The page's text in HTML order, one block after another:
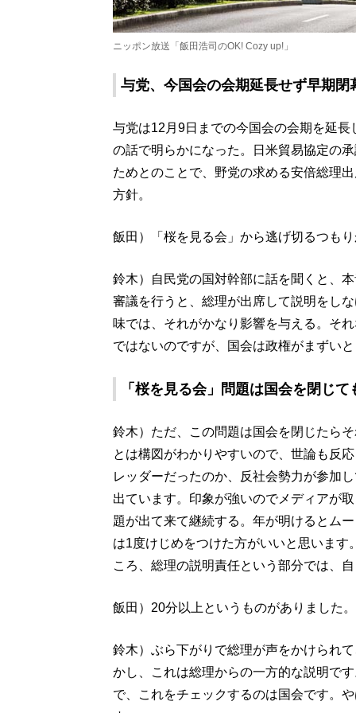
ニッポン放送「飯田浩司のOK! Cozy up!」
与党、今国会の会期延長せず早期閉
与党は12月9日までの今国会の会期を延
の話で明らかになった。日米貿易協定の
ためとのことで、野党の求める安倍総理
方針。
飯田）「桜を見る会」から逃げ切るつも
鈴木）自民党の国対幹部に話を聞くと、
審議を行うと、総理が出席して説明をし
味では、それがかなり影響を与える。そ
ではないのですが、国会は政権がまずい
「桜を見る会」問題は国会を閉じ
鈴木）ただ、この問題は国会を閉じたら
とは構図がわかりやすいので、世論も反
レッダーだったのか、反社会勢力が参加
出ています。印象が強いのでメディアが
題が出て来て継続する。年が明けるとム
は1度けじめをつけた方がいいと思いま
ころ、総理の説明責任という部分では、
飯田）20分以上というものがありました。
鈴木）ぶら下がりで総理が声をかけられ
かし、これは総理からの一方的な説明で
で、これをチェックするのは国会です。